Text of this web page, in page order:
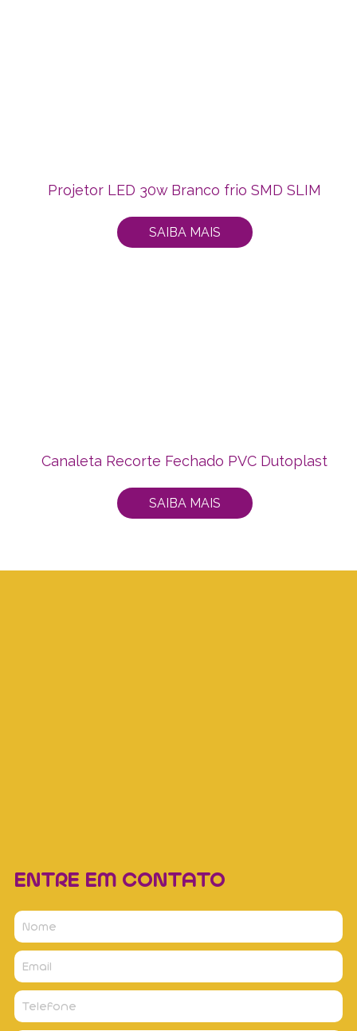
Projetor LED 30w Branco frio SMD SLIM
SAIBA MAIS
Canaleta Recorte Fechado PVC Dutoplast
SAIBA MAIS
ENTRE EM CONTATO